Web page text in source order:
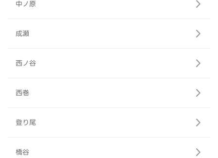
中ノ原
成瀬
西ノ谷
西巻
登り尾
橋谷